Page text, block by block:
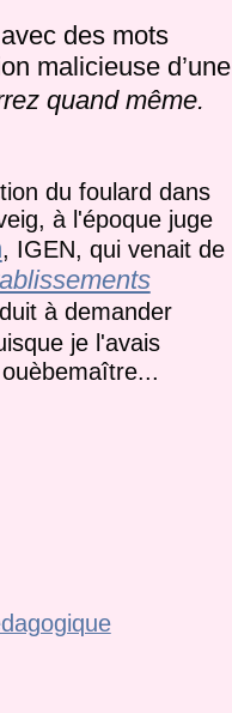
des mots
malicieuse d’une
quand même.
du foulard dans
à l'époque juge
, IGEN, qui venait de
à demander
je l'avais